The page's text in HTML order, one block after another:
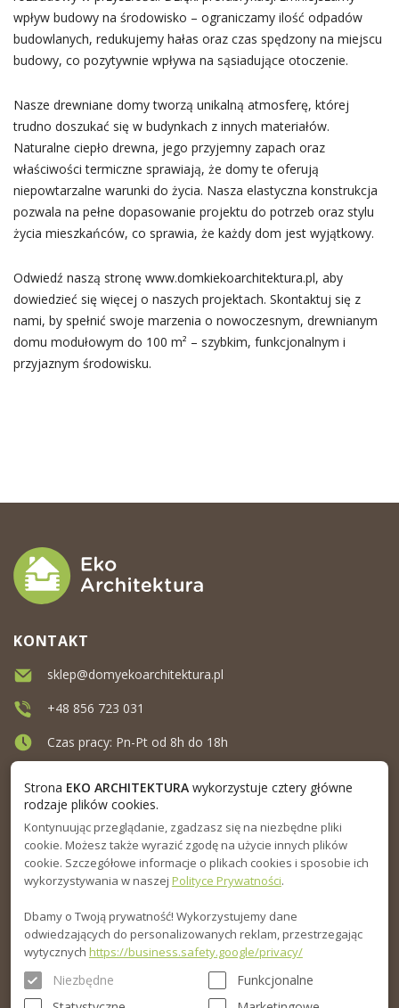
wpływ budowy na środowisko – ograniczamy ilość odpadów
budowlanych, redukujemy hałas oraz czas spędzony na miejscu
budowy, co pozytywnie wpływa na sąsiadujące otoczenie.
Nasze drewniane domy tworzą unikalną atmosferę, której
trudno doszukać się w budynkach z innych materiałów.
Naturalne ciepło drewna, jego przyjemny zapach oraz
właściwości termiczne sprawiają, że domy te oferują
niepowtarzalne warunki do życia. Nasza elastyczna konstrukcja
pozwala na pełne dopasowanie projektu do potrzeb oraz stylu
życia mieszkańców, co sprawia, że każdy dom jest wyjątkowy.
Odwiedź naszą stronę www.domkiekoarchitektura.pl, aby
dowiedzieć się więcej o naszych projektach. Skontaktuj się z
nami, by spełnić swoje marzenia o nowoczesnym, drewnianym
domu modułowym do 100 m² – szybkim, funkcjonalnym i
przyjaznym środowisku.
MENU
INFORMACJA
PORADNIK
KONTAKT
sklep@domyekoarchitektura.pl
+48 856 723 031
Czas pracy: Pn-Pt od 8h do 18h
Strona EKO ARCHITEKTURAwykorzystuje cztery główne
rodzaje plików cookies.
Kontynuując przeglądanie, zgadzasz się na niezbędne pliki
cookie. Możesz także wyrazić zgodę na użycie innych plików
cookie. Szczegółowe informacje o plikach cookies i sposobie ich
wykorzystywania w naszej Polityce Prywatności.
Dbamy o Twoją prywatność! Wykorzystujemy dane
odwiedzających do personalizowanych reklam, przestrzegając
wytycznych https://business.safety.google/privacy/
Niezbędne
Funkcjonalne